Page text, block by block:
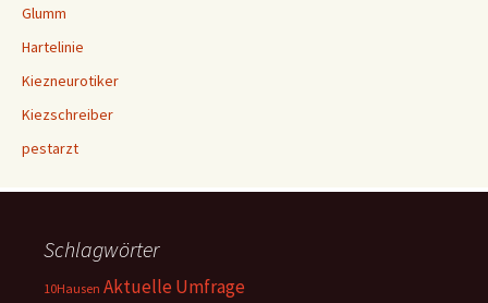
Glumm
Hartelinie
Kiezneurotiker
Kiezschreiber
pestarzt
Schlagwörter
10Hausen Aktuelle Umfrage